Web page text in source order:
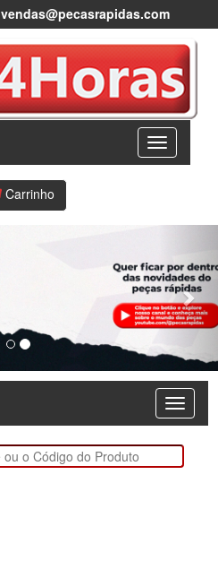
vendas@pecasrapidas.com
Carrinho